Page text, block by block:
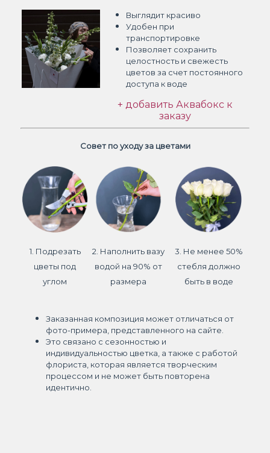
Выглядит красиво
Удобен при
транспортировке
Позволяет сохранить
целостность и свежесть
цветов за счет постоянного
доступа к воде
+ добавить Аквабокс к
заказу
Совет по уходу за цветами
1. Подрезать
цветы под
углом
2. Наполнить вазу
водой на 90% от
размера
3. Не менее 50%
стебля должно
быть в воде
Заказанная композиция может отличаться от
фото-примера, представленного на сайте.
Это связано с сезонностью и
индивидуальностью цветка, а также с работой
флориста, которая является творческим
процессом и не может быть повторена
идентично.